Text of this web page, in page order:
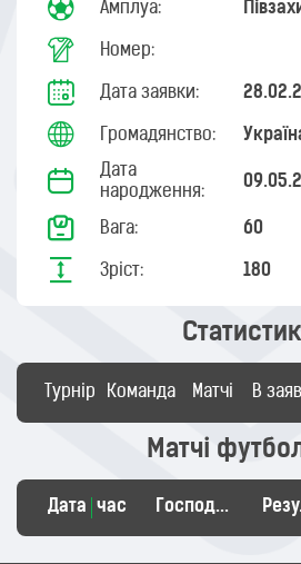
Амплуа:
Номер:
Дата заявки:
Громадянство:
Дата
народження:
Вага: 60
Зріст: 180
Турнір Команда Матчі В
Матчі
Дата час Господарі